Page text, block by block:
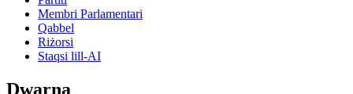
Membri Parlamentari
Qabbel
Riżorsi
Staqsi lill-AI
Dwarna